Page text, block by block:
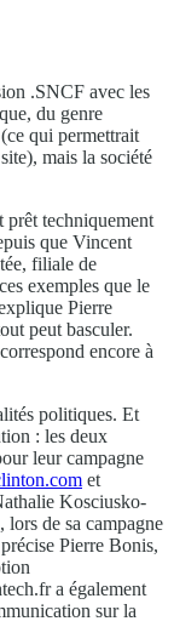
.SNCF avec les
du genre
qui permettrait
mais la société
techniquement
que Vincent
filiale de
exemples que le
Pierre
peut basculer.
encore à
politiques. Et
: les deux
leur campagne
et
Kosciusko-
de sa campagne
Pierre Bonis,
a également
sur la